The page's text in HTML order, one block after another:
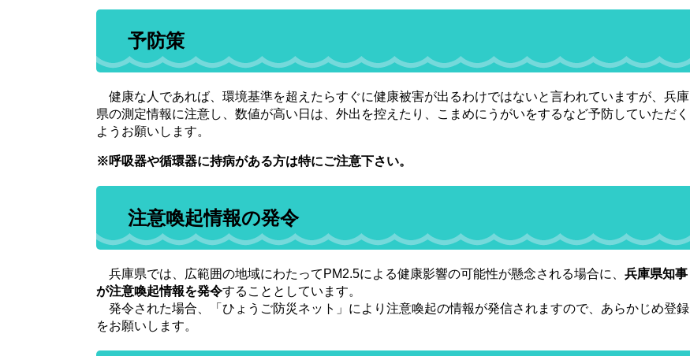
予防策
健康な人であれば、環境基準を超えたらすぐに健康被害が出るわけではないと言われていますが、兵庫
県の測定情報に注意し、数値が高い日は、外出を控えたり、こまめにうがいをするなど予防していただく
ようお願いします。
※呼吸器や循環器に持病がある方は特にご注意下さい。
注意喚起情報の発令
兵庫県では、広範囲の地域にわたってPM2.5による健康影響の可能性が懸念される場合に、 兵庫県知事
が注意喚起情報を発令することとしています。
発令された場合、「ひょうご防災ネット」により注意喚起の情報が発信されますので、あらかじめ登録
をお願いします。